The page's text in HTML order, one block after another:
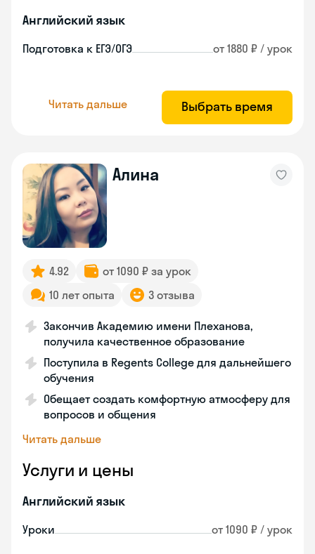
Английский язык
Подготовка к ЕГЭ/ОГЭ от 1880 ₽ / урок
Читать дальше Выбрать время
Алина
4.92
от 1090 ₽ за урок
10 лет опыта
3 отзыва
Закончив Академию имени Плеханова,
получила качественное образование
Поступила в Regents College для дальнейшего
обучения
Обещает создать комфортную атмосферу для
вопросов и общения
Читать дальше
Услуги и цены
Английский язык
Уроки от 1090 ₽ / урок